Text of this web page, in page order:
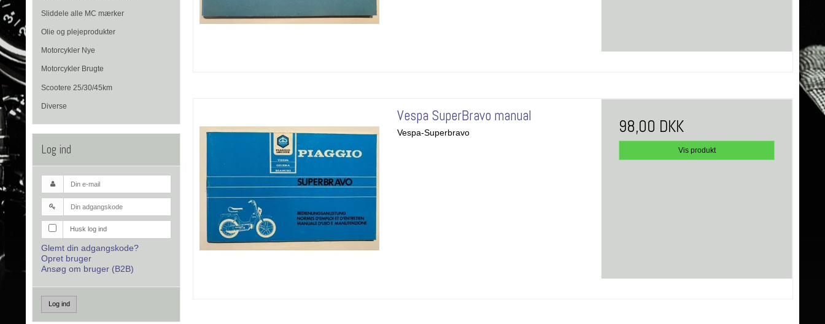
Sliddele alle MC mærker
Olie og plejeprodukter
Motorcykler Nye
Motorcykler Brugte
Scootere 25/30/45km
Diverse
Log ind
Husk log ind
Glemt din adgangskode?
Opret bruger
Ansøg om bruger (B2B)
Log ind
Vespa SuperBravo manual
Vespa-Superbravo 98,00 DKK
Vis produkt